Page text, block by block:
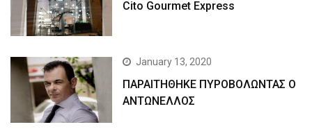
Cito Gourmet Express
January 13, 2020
ΠΑΡΑΙΤΗΘΗΚΕ ΠΥΡΟΒΟΛΩΝΤΑΣ Ο
ΑΝΤΩΝΕΛΛΟΣ